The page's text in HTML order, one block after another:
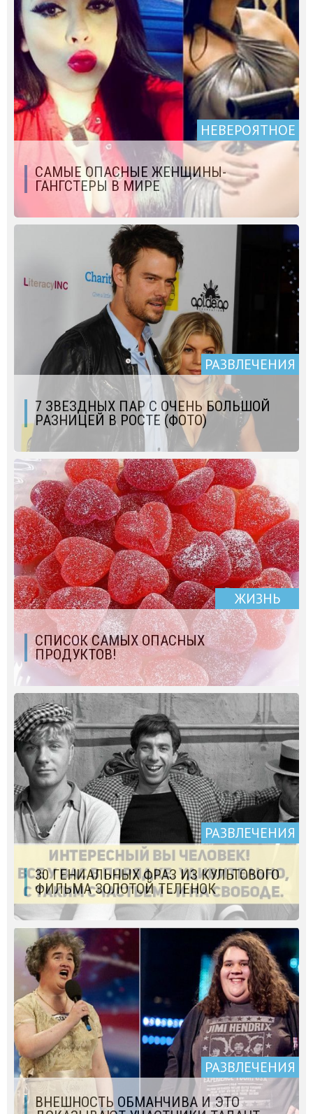
НЕВЕРОЯТНОЕ
САМЫЕ ОПАСНЫЕ ЖЕНЩИНЫ-
ГАНГСТЕРЫ В МИРЕ
РАЗВЛЕЧЕНИЯ
7 ЗВЕЗДНЫХ ПАР С ОЧЕНЬ БОЛЬШОЙ
РАЗНИЦЕЙ В РОСТЕ (ФОТО)
ЖИЗНЬ
СПИСОК САМЫХ ОПАСНЫХ
ПРОДУКТОВ!
РАЗВЛЕЧЕНИЯ
30 ГЕНИАЛЬНЫХ ФРАЗ ИЗ КУЛЬТОВОГО
ФИЛЬМА ЗОЛОТОЙ ТЕЛЕНОК
РАЗВЛЕЧЕНИЯ
ВНЕШНОСТЬ ОБМАНЧИВА И ЭТО